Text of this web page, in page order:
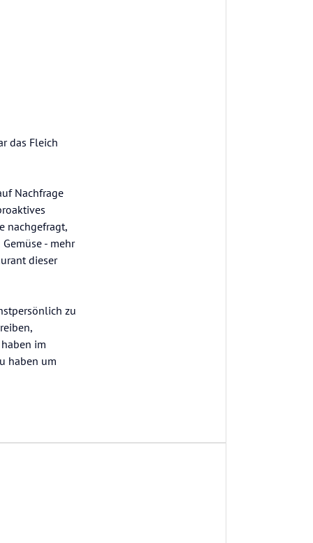
das Fleich
Nachfrage
nachgefragt,
- mehr
dieser
zu
im
haben um